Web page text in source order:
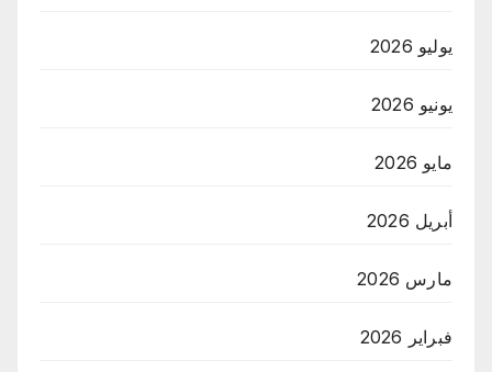
يوليو 2026
يونيو 2026
مايو 2026
أبريل 2026
مارس 2026
فبراير 2026